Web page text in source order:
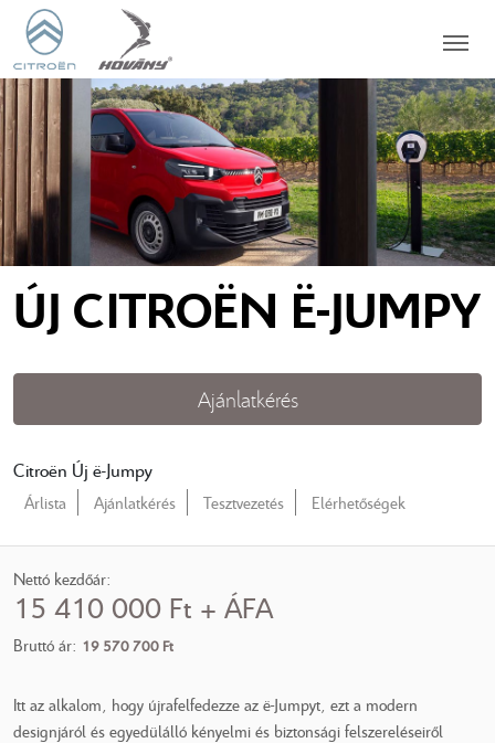
ÚJ CITROËN Ë-JUMPY
Ajánlatkérés
Citroën Új ë-Jumpy
Árlista Ajánlatkérés Tesztvezetés Elérhetőségek
Nettó kezdőár:
15‍ ‍410‍ ‍000 Ft + ÁFA
Bruttó ár: 19‍ ‍570‍ ‍700 Ft
Itt az alkalom, hogy újrafelfedezze az ë-Jumpyt, ezt a modern
designjáról és egyedülálló kényelmi és biztonsági felszereléseiről